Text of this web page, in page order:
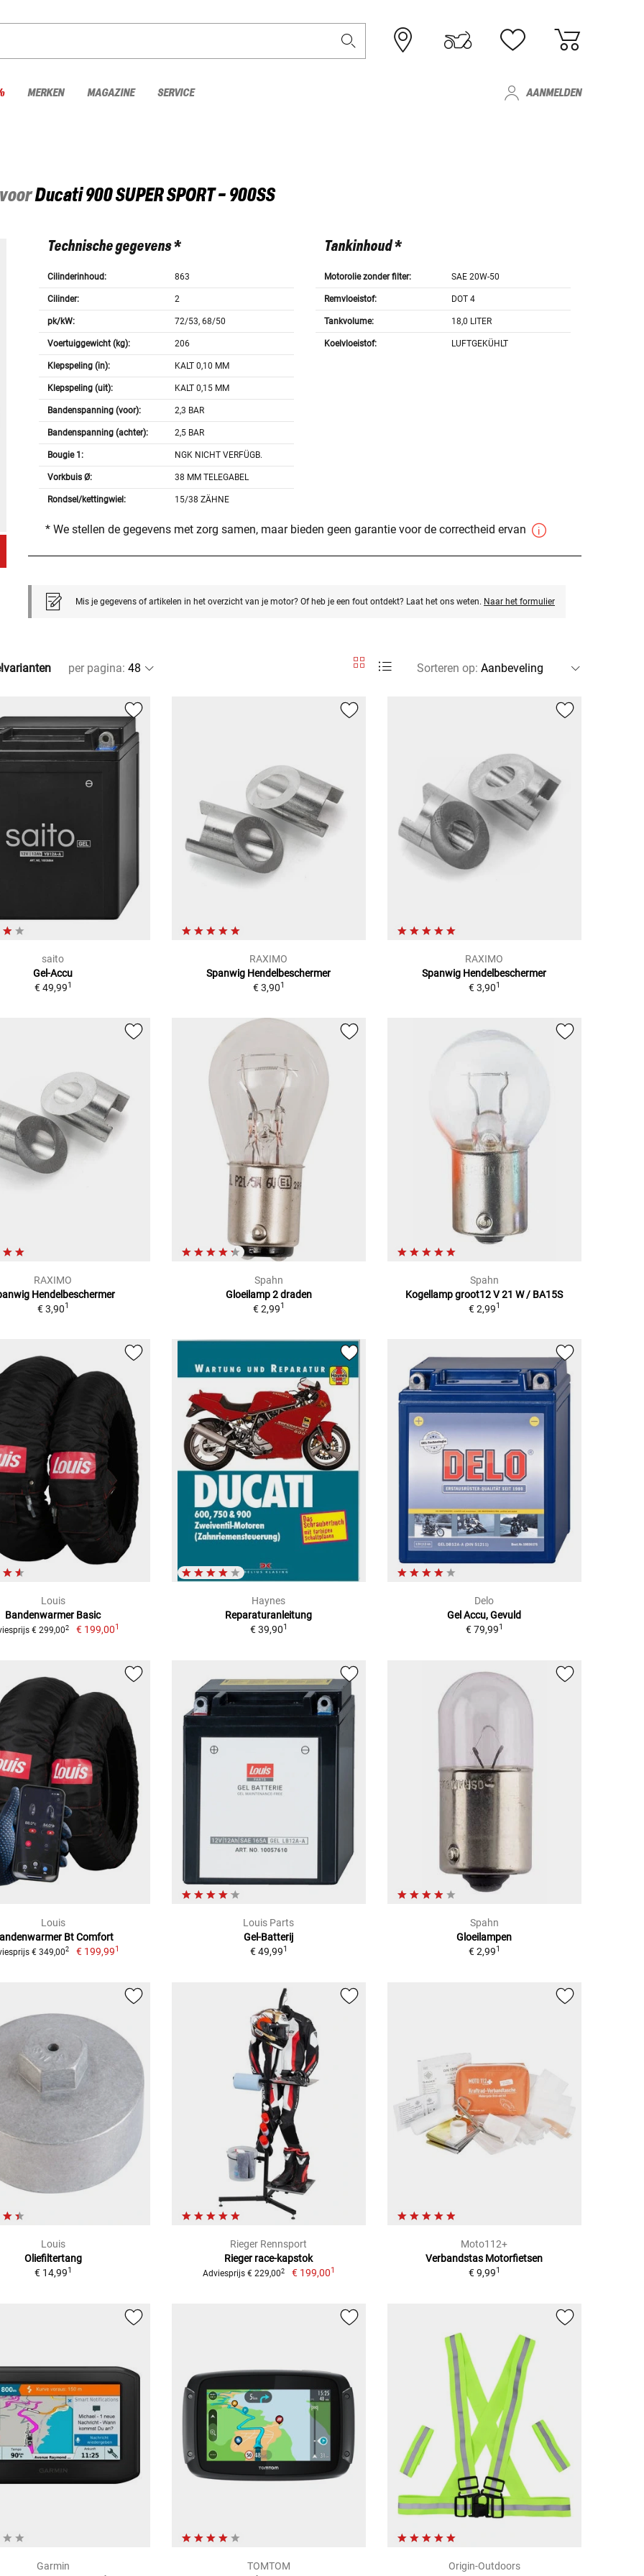
MERKEN MAGAZINE SERVICE AANMELDEN
Ducati 900 SUPER SPORT - 900SS
Technische gegevens *
Cilinderinhoud: 863
Cilinder: 2
pk/kW: 72/53, 68/50
Voertuiggewicht (kg): 206
Klepspeling (in): KALT 0,10 MM
Klepspeling (uit): KALT 0,15 MM
Bandenspanning (voor): 2,3 BAR
Bandenspanning (achter): 2,5 BAR
Bougie 1: NGK NICHT VERFÜGB.
Vorkbuis Ø: 38 MM TELEGABEL
Rondsel/kettingwiel: 15/38 ZÄHNE
Tankinhoud *
Motorolie zonder filter: SAE 20W-50
Remvloeistof: DOT 4
Tankvolume: 18,0 LITER
Koelvloeistof: LUFTGEKÜHLT
* We stellen de gegevens met zorg samen, maar bieden geen garantie voor de correctheid ervan
Mis je gegevens of artikelen in het overzicht van je motor? Of heb je een fout ontdekt? Laat het ons weten. Naar het formulier
per pagina: Sorteren op:
saito
Gel-Accu
€ 49,991
RAXIMO
Spanwig Hendelbeschermer
€ 3,901
RAXIMO
Spanwig Hendelbeschermer
€ 3,901
RAXIMO
Hendelbeschermer
€ 3,901
Spahn
Gloeilamp 2 draden
€ 2,991
Spahn
Kogellamp groot12 V 21 W / BA15S
€ 2,991
Louis
Bandenwarmer Basic
€ 299,002 € 199,001
Haynes
Reparaturanleitung
€ 39,901
Delo
Gel Accu, Gevuld
€ 79,991
Louis
Bt Comfort
€ 349,002 € 199,991
Louis Parts
Gel-Batterij
€ 49,991
Spahn
Gloeilampen
€ 2,991
Louis
Oliefiltertang
€ 14,991
Rieger Rennsport
Rieger race-kapstok
Adviesprijs € 229,002 € 199,001
Moto112+
Verbandstas Motorfietsen
€ 9,991
Garmin
TOMTOM
Origin-Outdoors